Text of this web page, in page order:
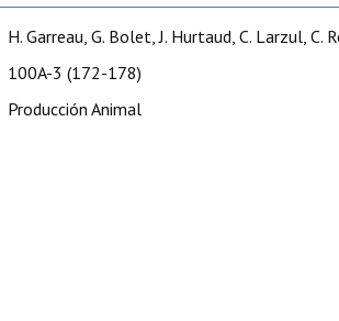
H. Garreau, G. Bolet, J. Hurtaud, C. Larzul, C.
100A-3 (172-178)
Producción Animal